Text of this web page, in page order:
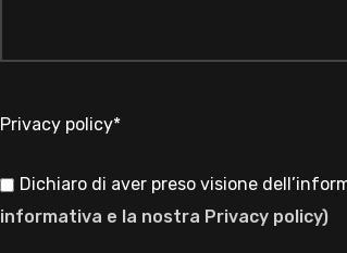
Privacy policy*
Dichiaro di aver preso visione
informativa e la nostra Privacy policy)